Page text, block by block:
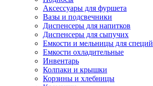
Аксессуары для фуршета
Вазы и подсвечники
Диспенсеры для напитков
Диспенсеры для сыпучих
Емкости и мельницы для специй
Емкости охладительные
Инвентарь
Колпаки и крышки
Корзины и хлебницы